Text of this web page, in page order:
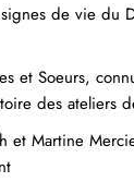
de vie du
et Soeurs,
des ateliers
et Martine